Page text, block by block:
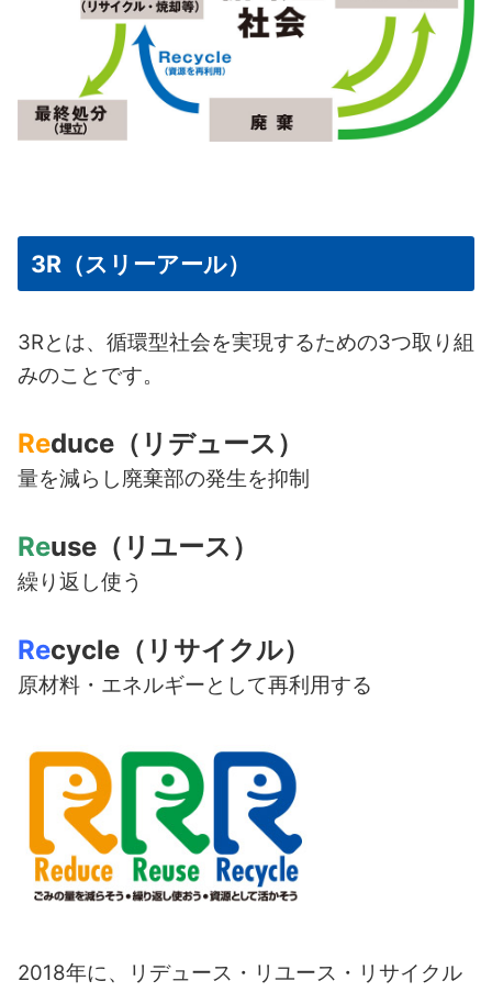
3R（スリーアール）
3Rとは、循環型社会を実現するための3つ取り組
みのことです。
Reduce （リデュース）
量を減らし廃棄部の発生を抑制
Reuse （リユース）
繰り返し使う
Recycle （リサイクル）
原材料・エネルギーとして再利用する
2018年に、リデュース・リユース・リサイクル